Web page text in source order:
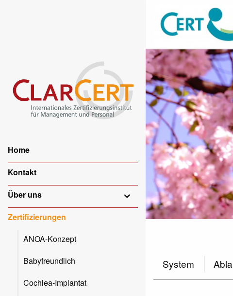
Home
Kontakt
Über uns
Zertifizierungen
ANOA-Konzept
Babyfreundlich
Cochlea-Implantat
System